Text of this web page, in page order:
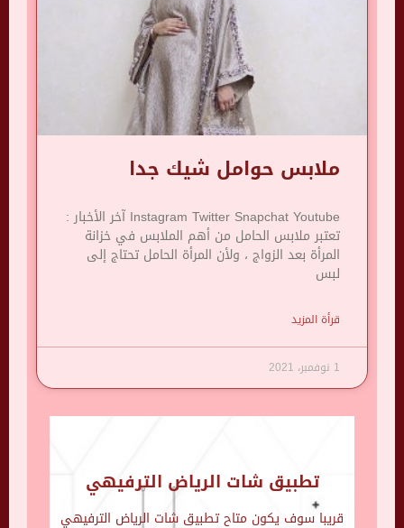
ملابس حوامل شيك جدا
Instagram Twitter Snapchat Youtube آخر الأخبار :
تعتبر ملابس الحامل من أهم الملابس في خزانة
المرأة بعد الزواج ، ولأن المرأة الحامل تحتاج إلى
لبس
قرأة المزيد
1 نوفمبر، 2021
تطبيق شات الرياض الترفيهي
قريبا سوف يكون متاح تطبيق شات الرياض الترفيهي